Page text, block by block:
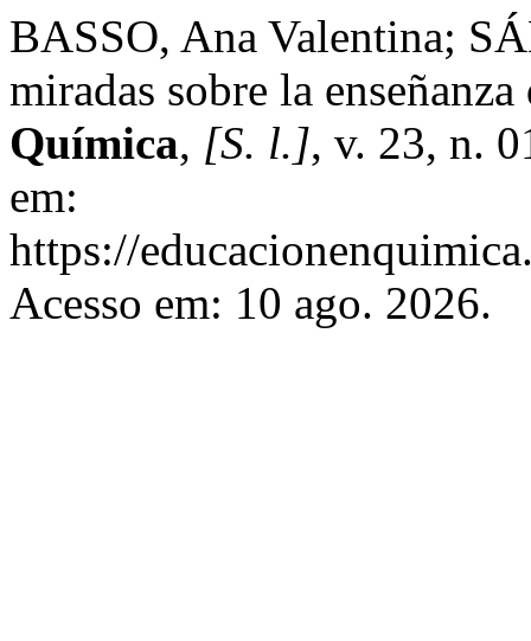
BASSO, Ana Valentina;
miradas sobre la
Química, [S. l.], v. 23, n.
em:
https://
Acesso em: 10 ago. 2026.